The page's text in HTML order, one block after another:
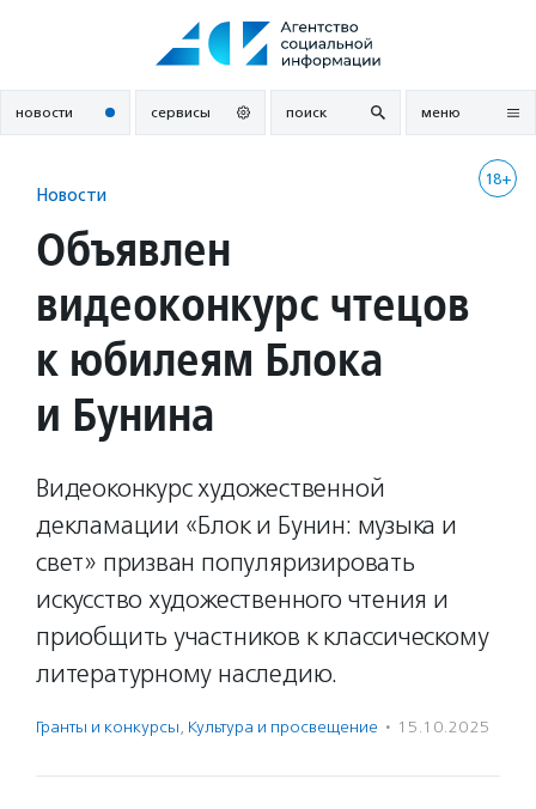
новости сервисы поиск меню
18+
Новости
Объявлен
видеоконкурс чтецов
к юбилеям Блока
и Бунина
Видеоконкурс художественной
декламации «Блок и Бунин: музыка и
свет» призван популяризировать
искусство художественного чтения и
приобщить участников к классическому
литературному наследию.
Гранты и конкурсы, Культура и просвещение · 15.10.2025